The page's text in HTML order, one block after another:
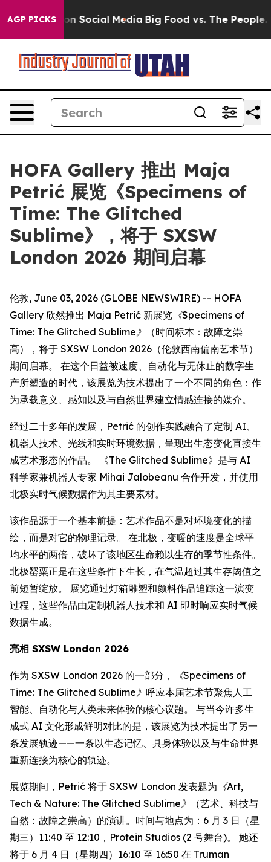
AGP PICKSon Social Media Big Food vs. The People.
HOFA Gallery 推出 Maja
Petrić 展览《Specimens of
Time: The Glitched
Sublime》，将于 SXSW
London 2026 期间启幕
伦敦, June 03, 2026 (GLOBE NEWSWIRE) -- HOFA
Gallery 欣然推出 Maja Petrić 新展览 《Specimens of
Time: The Glitched Sublime》
（时间标本：故障之崇
高），将于 SXSW London 2026（伦敦西南偏南艺术节）
期间启幕。 在这个日益被速度、自动化与无休止的数字生
产所塑造的时代，该展览为技术提出了一个不同的角色：作
为承载意义、感知以及与自然世界建立情感连接的媒介。
经过二十多年的发展，Petrić 的创作实践融合了定制 AI、
机器人技术、光线和实时环境数据，呈现出生态变化直接生
成艺术形态的作品。 《The Glitched Sublime》是与 AI
科学家兼机器人专家 Mihai Jalobeanu 合作开发，并使用
北极实时气候数据作为其主要素材。
该作品源于一个基本前提：艺术作品不是对环境变化的描
绘，而是对它的物理记录。 在北极，变暖的速度是全球平
均水平的两倍，破坏了该地区生命赖以生存的季节性条件。
北极罂粟正是在这些条件下生长，在气温超过其生存阈值之
前短暂绽放。 展览通过灯箱雕塑和颜料作品追踪这一演变
过程，这些作品由定制机器人技术和 AI 即时响应实时气候
数据生成。
亮相 SXSW London 2026
作为 SXSW London 2026 的一部分，
《Specimens of
Time: The Glitched Sublime》 呼应本届艺术节聚焦人工
智能、自动化与人类未来体验的核心议题。 与当今许多生
成式 AI 文化形成鲜明对比的是，该展览为技术提出了另一
条发展轨迹——一条以生态记忆、具身体验以及与生命世界
重新连接为核心的轨迹。
展览期间，Petrić 将于 SXSW London 发表题为 《Art,
Tech & Nature: The Glitched Sublime》
（艺术、科技与
自然：故障之崇高）的演讲。时间与地点为：6 月 3 日（星
期三）11:40 至 12:10，Protein Studios (2 号舞台)。 她还
将于 6 月 4 日（星期四）16:10 至 16:50 在 Truman